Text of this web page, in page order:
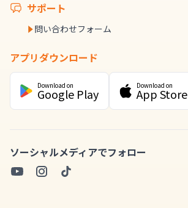
サポート
問い合わせフォーム
アプリダウンロード
Download on
Google Play
Download on
App Store
ソーシャルメディアでフォロー